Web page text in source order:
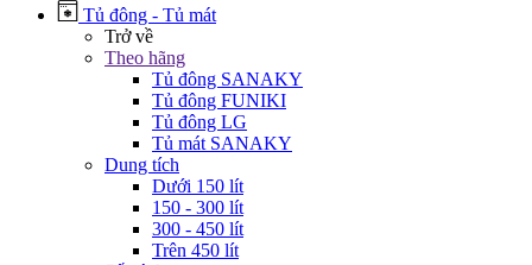
Tủ đông - Tủ mát
Trở về
Theo hãng
Tủ đông SANAKY
Tủ đông FUNIKI
Tủ đông LG
Tủ mát SANAKY
Dung tích
Dưới 150 lít
150 - 300 lít
300 - 450 lít
Trên 450 lít